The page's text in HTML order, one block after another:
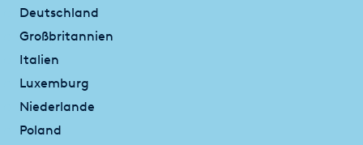
Deutschland
Großbritannien
Italien
Luxemburg
Niederlande
Poland